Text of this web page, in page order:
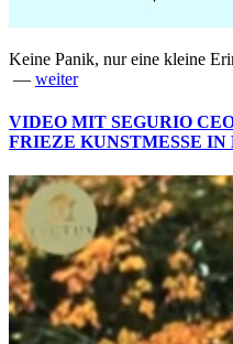
Keine Panik, nur eine kleine
— weiter
VIDEO MIT SEGURIO
FRIEZE KUNSTMESSE IN